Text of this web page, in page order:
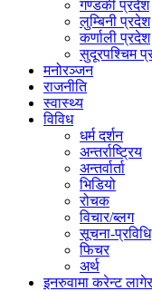
गण्डकी प्रदेश
लुम्बिनी प्रदेश
कर्णाली प्रदेश
सुदूरपश्चिम
मनोरञ्जन
राजनीति
स्वास्थ्य
विविध
धर्म दर्शन
अन्तर्राष्ट्रिय
अन्तर्वार्ता
भिडियो
रोचक
विचार/ब्लग
सूचना-प्रविधि
फिचर
अर्थ
इनरुवामा करेन्ट